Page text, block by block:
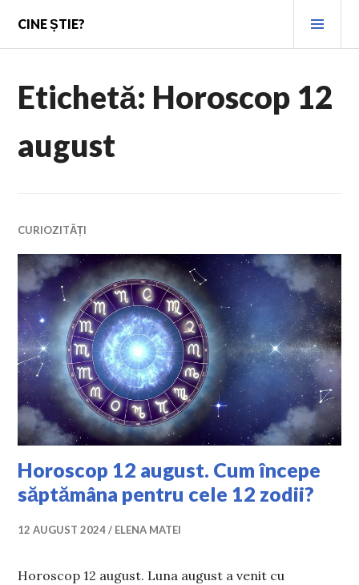
content
CINE ȘTIE?
Etichetă: Horoscop 12
august
CURIOZITĂȚI
Horoscop 12 august. Cum începe
săptămâna pentru cele 12 zodii?
12 AUGUST 2024 ELENA MATEI
Horoscop 12 august. Luna august a venit cu